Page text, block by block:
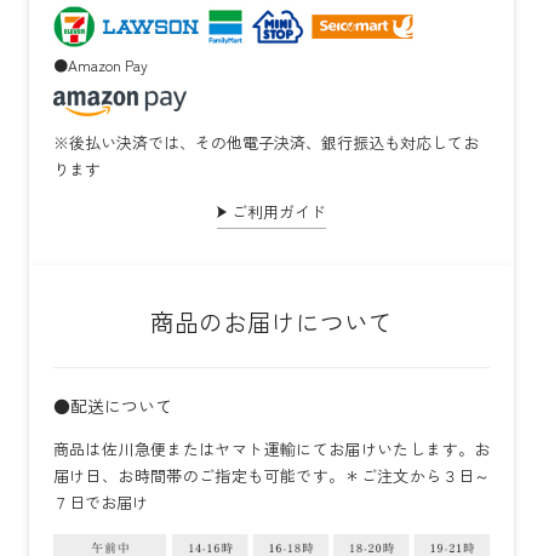
●Amazon Pay
※後払い決済では、その他電子決済、銀行振込も対応してお
ります
ご利用ガイド
商品のお届けについて
●配送について
商品は佐川急便またはヤマト運輸にてお届けいたします。お
届け日、お時間帯のご指定も可能です。＊ご注文から３日～
７日でお届け